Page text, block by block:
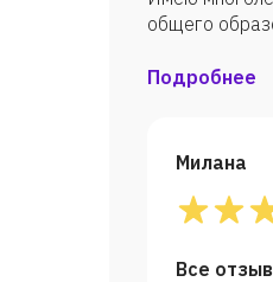
общего
Подробнее
Милана
Все